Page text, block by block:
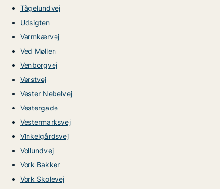
Tågelundvej
Udsigten
Varmkærvej
Ved Møllen
Venborgvej
Verstvej
Vester Nebelvej
Vestergade
Vestermarksvej
Vinkelgårdsvej
Vollundvej
Vork Bakker
Vork Skolevej